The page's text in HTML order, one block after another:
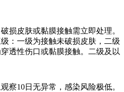
损皮肤或黏膜接触需立即处理。
：一级为接触未破损皮肤，二级
透性伤口或黏膜接触。二级及以
察10日无异常，感染风险极低。